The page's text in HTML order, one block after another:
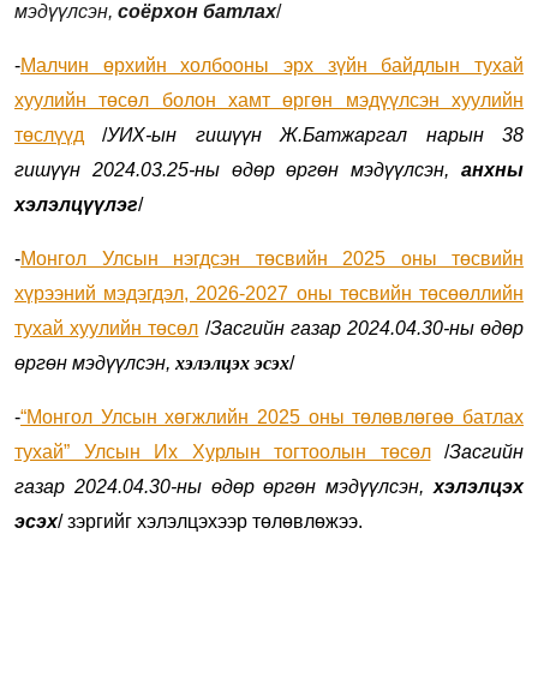
мэдүүлсэн, соёрхон батлах/
-Малчин өрхийн холбооны эрх зүйн байдлын тухай
хуулийн төсөл болон хамт өргөн мэдүүлсэн хуулийн
төслүүд /УИХ-ын гишүүн Ж.Батжаргал нарын 38
гишүүн 2024.03.25-ны өдөр өргөн мэдүүлсэн, анхны
хэлэлцүүлэг/
-Монгол Улсын нэгдсэн төсвийн 2025 оны төсвийн
хүрээний мэдэгдэл, 2026-2027 оны төсвийн төсөөллийн
тухай хуулийн төсөл /Засгийн газар 2024.04.30-ны өдөр
өргөн мэдүүлсэн, хэлэлцэх эсэх/
-“Монгол Улсын хөгжлийн 2025 оны төлөвлөгөө батлах
тухай” Улсын Их Хурлын тогтоолын төсөл/Засгийн
газар 2024.04.30-ны өдөр өргөн мэдүүлсэн, хэлэлцэх
эсэх/ зэргийг хэлэлцэхээр төлөвлөжээ.